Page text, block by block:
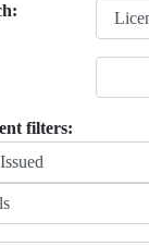
filters: